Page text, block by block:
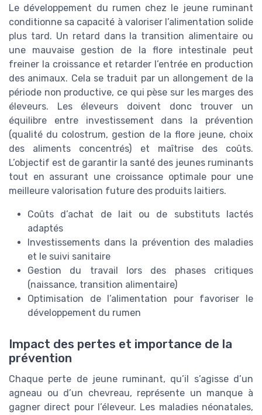
Le développement du rumen chez le jeune ruminant
conditionne sa capacité à valoriser l’alimentation solide
plus tard. Un retard dans la transition alimentaire ou
une mauvaise gestion de la flore intestinale peut
freiner la croissance et retarder l’entrée en production
des animaux. Cela se traduit par un allongement de la
période non productive, ce qui pèse sur les marges des
éleveurs. Les éleveurs doivent donc trouver un
équilibre entre investissement dans la prévention
(qualité du colostrum, gestion de la flore jeune, choix
des aliments concentrés) et maîtrise des coûts.
L’objectif est de garantir la santé des jeunes ruminants
tout en assurant une croissance optimale pour une
meilleure valorisation future des produits laitiers.
Coûts d’achat de lait ou de substituts lactés
adaptés
Investissements dans la prévention des maladies
et le suivi sanitaire
Gestion du travail lors des phases critiques
(naissance, transition alimentaire)
Optimisation de l’alimentation pour favoriser le
développement du rumen
Impact des pertes et importance de la
prévention
Chaque perte de jeune ruminant, qu’il s’agisse d’un
agneau ou d’un chevreau, représente un manque à
gagner direct pour l’éleveur. Les maladies néonatales,